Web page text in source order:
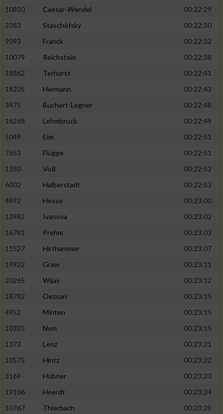
10850
Caesar-Wendel
00:22:29
2383
Staschöfsky
00:22:30
9093
Franck
00:22:32
10079
Reichstein
00:22:38
18862
Terhorst
00:22:41
18205
Hermann
00:22:43
3475
Buchert-Legner
00:22:48
16268
Lehmbruck
00:22:49
5049
Eim
00:22:51
7653
Flügge
00:22:51
1380
Voß
00:22:52
6002
Halberstadt
00:22:53
4892
Hesse
00:23:00
13982
Ivanova
00:23:02
16781
Prehm
00:23:03
11527
Hirthammer
00:23:07
19922
Graw
00:23:11
20265
Wijas
00:23:12
18782
Oezsari
00:23:15
4952
Minten
00:23:15
10325
Nym
00:23:15
1373
Lenz
00:23:21
10575
Hintz
00:23:22
3169
Hübner
00:23:23
19106
Heerdt
00:23:24
10767
Thierbach
00:23:29